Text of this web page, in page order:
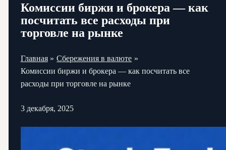
Комиссии биржи и брокера — как
посчитать все расходы при
торговле на рынке
Главная
Сбережения в валюте
Комиссии биржи и брокера — как посчитать все
расходы при торговле на рынке
3 декабря, 2025